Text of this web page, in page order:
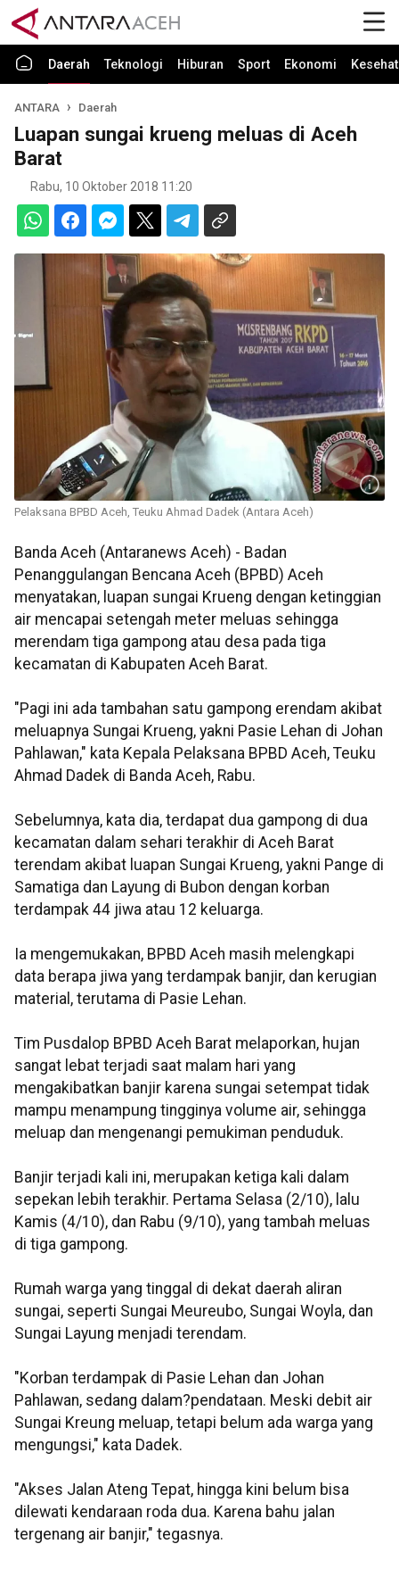
Daerah Teknologi Hiburan Sport Ekonomi
ANTARA Daerah
Luapan sungai krueng meluas di Aceh
Barat
Rabu, 10 Oktober 2018 11:20
Pelaksana BPBD Aceh, Teuku Ahmad Dadek (Antara Aceh)
Banda Aceh (Antaranews Aceh) - Badan
Penanggulangan Bencana Aceh (BPBD) Aceh
menyatakan, luapan sungai Krueng dengan ketinggian
air mencapai setengah meter meluas sehingga
merendam tiga gampong atau desa pada tiga
kecamatan di Kabupaten Aceh Barat.
"Pagi ini ada tambahan satu gampong erendam akibat
meluapnya Sungai Krueng, yakni Pasie Lehan di Johan
Pahlawan," kata Kepala Pelaksana BPBD Aceh, Teuku
Ahmad Dadek di Banda Aceh, Rabu.
Sebelumnya, kata dia, terdapat dua gampong di dua
kecamatan dalam sehari terakhir di Aceh Barat
terendam akibat luapan Sungai Krueng, yakni Pange di
Samatiga dan Layung di Bubon dengan korban
terdampak 44 jiwa atau 12 keluarga.
Ia mengemukakan, BPBD Aceh masih melengkapi
data berapa jiwa yang terdampak banjir, dan kerugian
material, terutama di Pasie Lehan.
Tim Pusdalop BPBD Aceh Barat melaporkan, hujan
sangat lebat terjadi saat malam hari yang
mengakibatkan banjir karena sungai setempat tidak
mampu menampung tingginya volume air, sehingga
meluap dan mengenangi pemukiman penduduk.
Banjir terjadi kali ini, merupakan ketiga kali dalam
sepekan lebih terakhir. Pertama Selasa (2/10), lalu
Kamis (4/10), dan Rabu (9/10), yang tambah meluas
di tiga gampong.
Rumah warga yang tinggal di dekat daerah aliran
sungai, seperti Sungai Meureubo, Sungai Woyla, dan
Sungai Layung menjadi terendam.
"Korban terdampak di Pasie Lehan dan Johan
Pahlawan, sedang dalam?pendataan. Meski debit air
Sungai Kreung meluap, tetapi belum ada warga yang
mengungsi," kata Dadek.
"Akses Jalan Ateng Tepat, hingga kini belum bisa
dilewati kendaraan roda dua. Karena bahu jalan
tergenang air banjir," tegasnya.